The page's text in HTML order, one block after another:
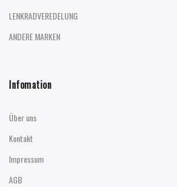
LENKRADVEREDELUNG
ANDERE MARKEN
Infomation
Über uns
Kontakt
Impressum
AGB